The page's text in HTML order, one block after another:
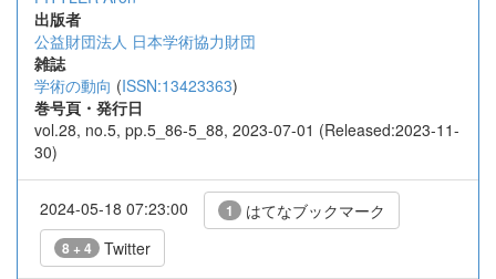
出版者
公益財団法人 日本学術協力財団
雑誌
学術の動向 (ISSN:13423363)
巻号頁・発行日
vol.28, no.5, pp.5_86-5_88, 2023-07-01 (Released:2023-11-
30)
2024-05-18 07:23:00 1 はてなブックマーク
8 + 4 Twitter